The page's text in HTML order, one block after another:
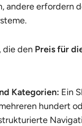
andere erfordern
die den Preis für
Kategorien: Ein
hundert